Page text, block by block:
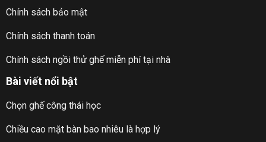
Chính sách bảo mật
Chính sách thanh toán
Chính sách ngồi thử ghế miễn phí tại nhà
Bài viết nổi bật
Chọn ghế công thái học
Chiều cao mặt bàn bao nhiêu là hợp lý